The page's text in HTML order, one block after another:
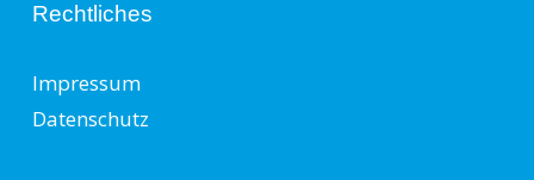
Rechtliches
Impressum
Datenschutz